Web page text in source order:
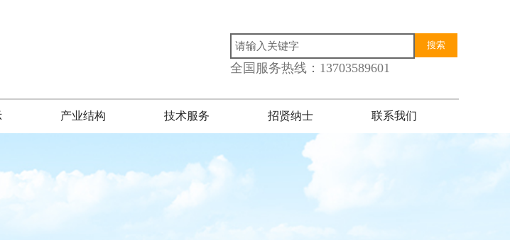
搜索
全国服务热线：13703589601
产业结构 技术服务 招贤纳士 联系我们